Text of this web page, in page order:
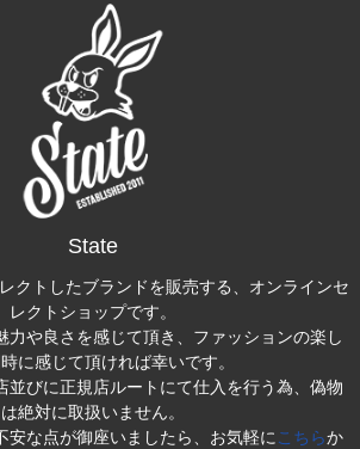
State
クトしたブランドを販売する、オンラインセ
レクトショップです。
力や良さを感じて頂き、ファッションの楽し
に感じて頂ければ幸いです。
並びに正規店ルートにて仕入を行う為、偽物
は絶対に取扱いません。
安な点が御座いましたら、お気軽にこちらか